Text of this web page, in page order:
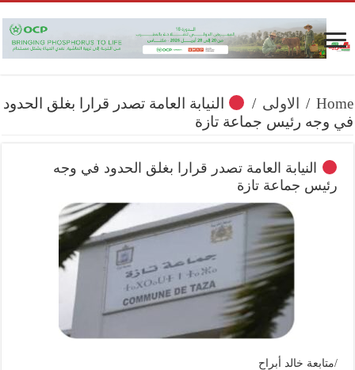
Home
/ الاولى /
النيابة العامة تصدر قرارا بغلق الحدود
في وجه رئيس جماعة تازة
النيابة العامة تصدر قرارا بغلق الحدود في وجه
رئيس جماعة تازة
/متابعة خالد أبراح